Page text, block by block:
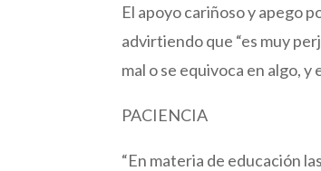
El apoyo cariñoso y apego
advirtiendo que “es muy
mal o se equivoca en algo, y
PACIENCIA
“En materia de educación